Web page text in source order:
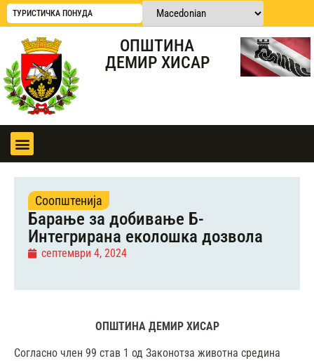
ТУРИСТИЧКА ПОНУДА
ОПШТИНА
ДЕМИР ХИСАР
Соопштенија
Барање за добивање Б-
Интегрирана еколошка дозвола
септември 4, 2024
ОПШТИНА ДЕМИР ХИСАР
Согласно член 99 став 1 од Законотза животна средина